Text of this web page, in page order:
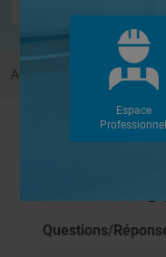
Accueil
FAQs
Questions/
Espace
Professionnel